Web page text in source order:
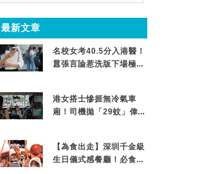
最新文章
名校女考40.5分入港醫！
囂張言論惹洗版下場極震
港女搭士慘捱無冷氣車
廂！司機拋「29蚊」偉論
【為食出走】深圳千金級
生日儀式感餐廳！必食失